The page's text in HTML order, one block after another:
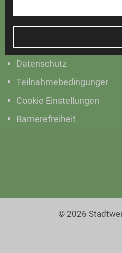
Marktkommunikation
Vertrieb
Impressum
Datenschutz
Teilnahmebedingungen
Cookie Einstellungen
Barrierefreiheit
© 2026